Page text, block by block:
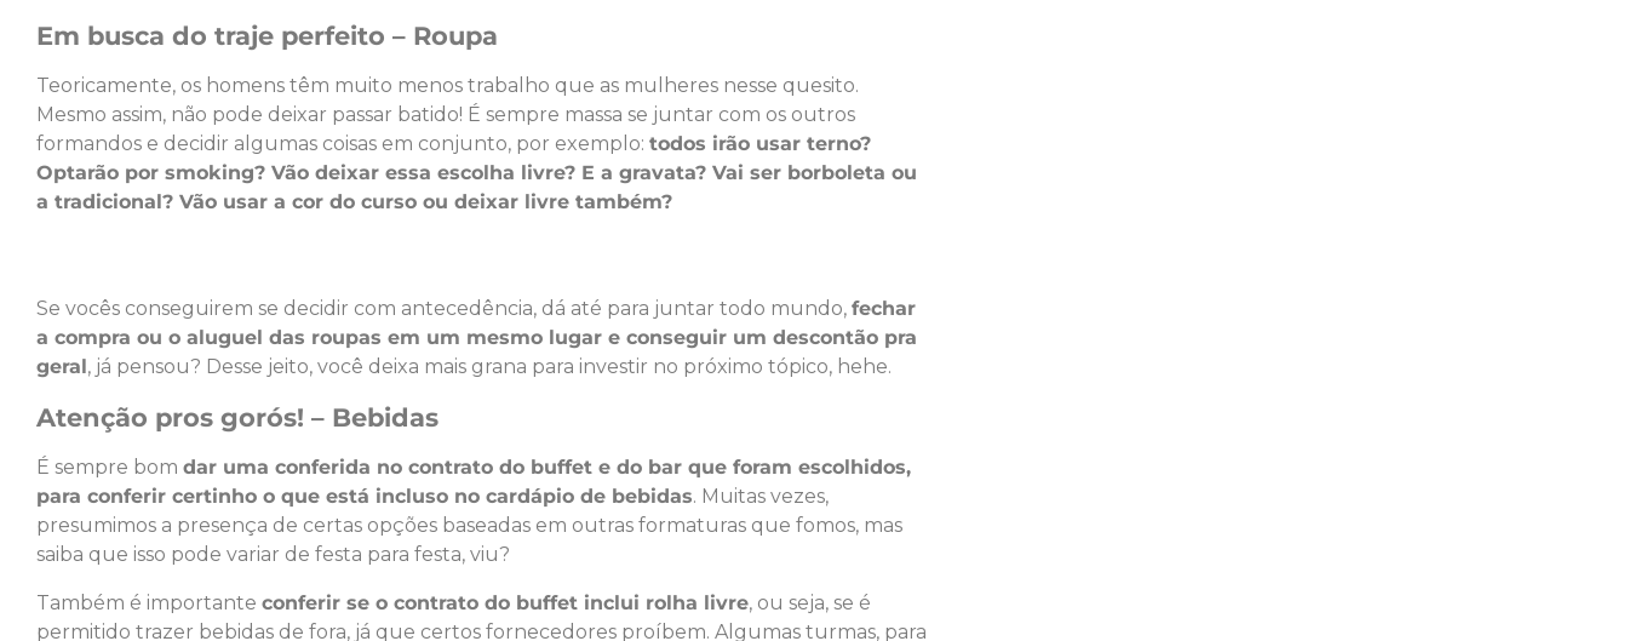
Em busca do traje perfeito – Roupa
Teoricamente, os homens têm muito menos trabalho que as mulheres nesse quesito.
Mesmo assim, não pode deixar passar batido! É sempre massa se juntar com os outros
formandos e decidir algumas coisas em conjunto, por exemplo: todos irão usar terno?
Optarão por smoking? Vão deixar essa escolha livre? E a gravata? Vai ser borboleta ou
a tradicional? Vão usar a cor do curso ou deixar livre também?
Se vocês conseguirem se decidir com antecedência, dá até para juntar todo mundo, fechar
a compra ou o aluguel das roupas em um mesmo lugar e conseguir um descontão pra
geral, já pensou? Desse jeito, você deixa mais grana para investir no próximo tópico, hehe.
Atenção pros gorós! – Bebidas
É sempre bom dar uma conferida no contrato do buffet e do bar que foram escolhidos,
para conferir certinho o que está incluso no cardápio de bebidas. Muitas vezes,
presumimos a presença de certas opções baseadas em outras formaturas que fomos, mas
saiba que isso pode variar de festa para festa, viu?
Também é importante conferir se o contrato do buffet inclui rolha livre, ou seja, se é
permitido trazer bebidas de fora, já que certos fornecedores proíbem. Algumas turmas, para